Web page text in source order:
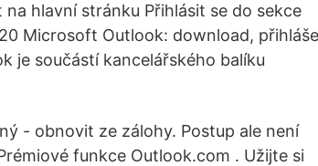
hlavní stránku Přihlásit se do sekce
Microsoft Outlook: download,
je součástí kancelářského balíku
- obnovit ze zálohy. Postup ale není
funkce Outlook.com . Užijte si